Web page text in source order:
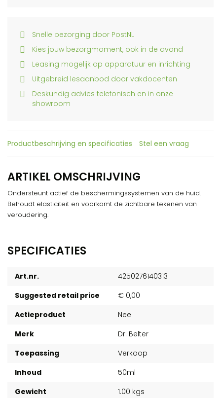
Snelle bezorging door PostNL
Kies jouw bezorgmoment, ook in de avond
Leasing mogelijk op apparatuur en inrichting
Uitgebreid lesaanbod door vakdocenten
Deskundig advies telefonisch en in onze
showroom
Productbeschrijving en specificaties Stel een vraag
ARTIKEL OMSCHRIJVING
Ondersteunt actief de beschermingssystemen van de huid.
Behoudt elasticiteit en voorkomt de zichtbare tekenen van
veroudering.
SPECIFICATIES
Art.nr.
4250276140313
Suggested retail price
€ 0,00
Actieproduct
Nee
Merk
Dr. Belter
Toepassing
Verkoop
Inhoud
50ml
Gewicht
1.00 kgs